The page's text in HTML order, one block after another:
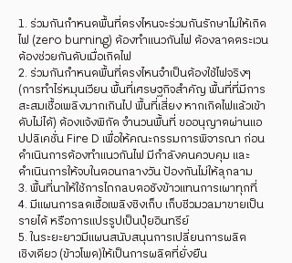
1. ร่วมกันกำหนดพื้นที่ตรงไหนจะร่วมกันรักษาไม่ให้เกิด
ไฟ (zero burning) ต้องทำแนวกันไฟ ต้องลาดตระเวน
ต้องช่วยกันดับเมื่อเกิดไฟ
2. ร่วมกันกำหนดพื้นที่ตรงไหนจำเป็นต้องใช้ไฟจริงๆ
(การทำไร่หมุนเวียน พื้นที่เศรษฐกิจสำคัญ พื้นที่ที่มีการ
สะสมเชื้อเพลิงมากเกินไป พื้นที่เสี่ยง หากเกิดไฟแล้วเข้า
ดับไม่ได้) ต้องแจ้งพิกัด จำนวนพื้นที่ ขออนุญาตผ่านแอ
ปปลิเคชั่น Fire D เพื่อให้คณะกรรมการพิจารณา ก่อน
ดำเนินการต้องทำแนวกันไฟ มีกำลังคนควบคุม และ
ดำเนินการให้จบในตอนกลางวัน ป้องกันไม่ให้ลุกลาม
3. พื้นที่นาให้ใช้การไถกลบตอซังข้าวแทนการเผาทุกที่
4. มีแผนการลดเชื้อเพลิงชิงเก็บ เก็บชีวมวลมาขายเป็น
รายได้ หรือการแปรรูปเป็นปุ๋ยอินทรีย์
5. ในระยะยาวมีแผนสนับสนุนการเปลี่ยนการผลิต
เชิงเดียว (ข้าวโพด)ให้เป็นการผลิตที่ยั่งยืน